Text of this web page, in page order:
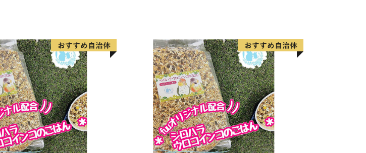
●お届けの日時指定はお受けしておりません。
●長期不在のご予定や配送曜日希望等があれば要望欄にご記入くだ
さい。
なお、長期不在等によりお礼の品をお受取りできなかった場合、再
発送はできません。あらかじめご了承ください。
また、返礼品によっては、不在日を設定いただけない場合がござい
ますので、返礼品ページを必ずご確認ください。
●のし・包装・名入れのご希望は基本的にお受けしておりません。